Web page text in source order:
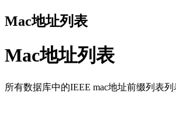
Mac地址列表
Mac地址列表
所有数据库中的IEEE mac地址前缀列表